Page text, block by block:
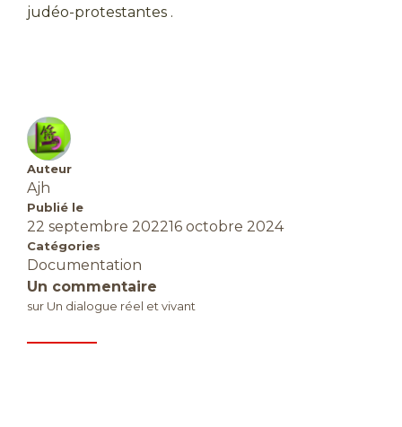
judéo-protestantes .
Auteur
Ajh
Publié le
22 septembre 202216 octobre 2024
Catégories
Documentation
Un commentaire
sur Un dialogue réel et vivant